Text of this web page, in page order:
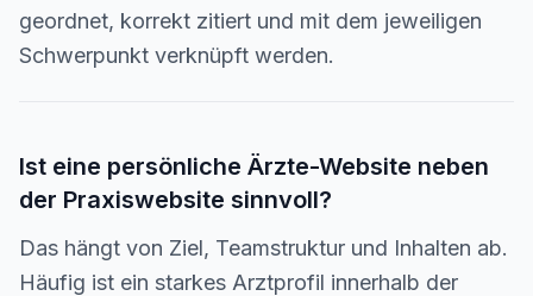
geordnet, korrekt zitiert und mit dem jeweiligen
Schwerpunkt verknüpft werden.
Ist eine persönliche Ärzte-Website neben
der Praxiswebsite sinnvoll?
Das hängt von Ziel, Teamstruktur und Inhalten ab.
Häufig ist ein starkes Arztprofil innerhalb der